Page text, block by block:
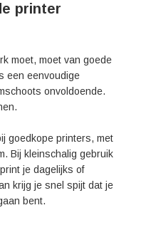
printer
moet, moet van goede
een eenvoudige
onvoldoende.
goedkope printers, met
Bij kleinschalig gebruik
je dagelijks of
krijg je snel spijt dat je
bent.